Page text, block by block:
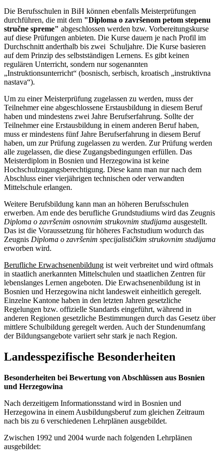
Die Berufsschulen in BiH können ebenfalls Meisterprüfungen
durchführen, die mit dem "Diploma o završenom petom stepenu
stručne spreme" abgeschlossen werden bzw. Vorbereitungskurse
auf diese Prüfungen anbieten. Die Kurse dauern je nach Profil im
Durchschnitt anderthalb bis zwei Schuljahre. Die Kurse basieren
auf dem Prinzip des selbstständigen Lernens. Es gibt keinen
regulären Unterricht, sondern nur sogenannten
„Instruktionsunterricht“ (bosnisch, serbisch, kroatisch „instruktivna
nastava“).
Um zu einer Meisterprüfung zugelassen zu werden, muss der
Teilnehmer eine abgeschlossene Erstausbildung in diesem Beruf
haben und mindestens zwei Jahre Berufserfahrung. Sollte der
Teilnehmer eine Erstausbildung in einem anderen Beruf haben,
muss er mindestens fünf Jahre Berufserfahrung in diesem Beruf
haben, um zur Prüfung zugelassen zu werden. Zur Prüfung werden
alle zugelassen, die diese Zugangsbedingungen erfüllen. Das
Meisterdiplom in Bosnien und Herzegowina ist keine
Hochschulzugangsberechtigung. Diese kann man nur nach dem
Abschluss einer vierjährigen technischen oder verwandten
Mittelschule erlangen.
Weitere Berufsbildung kann man an höheren Berufsschulen
erwerben. Am ende des berufliche Grundstudiums wird das Zeugnis
Diploma o završenim osnovnim strukovnim studijama ausgestellt.
Das ist die Voraussetzung für höheres Fachstudium wodurch das
Zeugnis Diploma o završenim specijalističkim strukovnim studijama
erworben wird.
Berufliche Erwachsenenbildung ist weit verbreitet und wird oftmals
in staatlich anerkannten Mittelschulen und staatlichen Zentren für
lebenslanges Lernen angeboten. Die Erwachsenenbildung ist in
Bosnien und Herzegowina nicht landesweit einheitlich geregelt.
Einzelne Kantone haben in den letzten Jahren gesetzliche
Regelungen bzw. offizielle Standards eingeführt, während in
anderen Regionen gesetzliche Bestimmungen durch das Gesetz über
mittlere Schulbildung geregelt werden. Auch der Stundenumfang
der Bildungsangebote variiert sehr stark je nach Region.
Landesspezifische Besonderheiten
Besonderheiten bei Bewertung von Abschlüssen aus Bosnien
und Herzegowina
Nach derzeitigem Informationsstand wird in Bosnien und
Herzegowina in einem Ausbildungsberuf zum gleichen Zeitraum
nach bis zu 6 verschiedenen Lehrplänen ausgebildet.
Zwischen 1992 und 2004 wurde nach folgenden Lehrplänen
ausgebildet: